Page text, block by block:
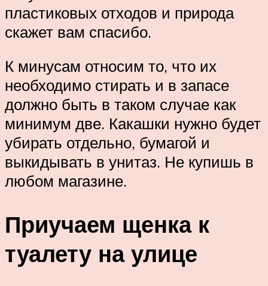
пластиковых отходов и природа
скажет вам спасибо.
К минусам относим то, что их
необходимо стирать и в запасе
должно быть в таком случае как
минимум две. Какашки нужно будет
убирать отдельно, бумагой и
выкидывать в унитаз. Не купишь в
любом магазине.
Приучаем щенка к
туалету на улице